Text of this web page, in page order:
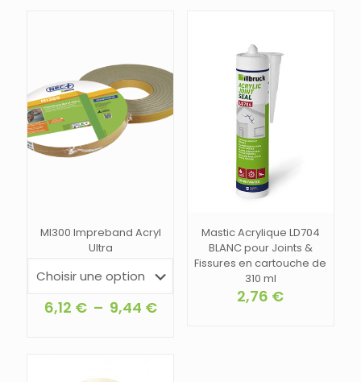
MI300 Impreband Acryl
Ultra
6,12 € – 9,44 €Plage
Mastic Acrylique LD704
BLANC pour Joints &
Fissures en cartouche de
310 ml
2,76 €